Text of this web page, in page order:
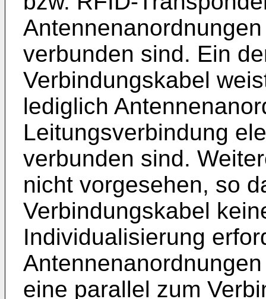
verbunden sind. Ein
Verbindungskabel
lediglich
Leitungsverbindung
verbunden sind.
nicht vorgesehen, so
Verbindungskabel
Individualisierung
eine parallel zum